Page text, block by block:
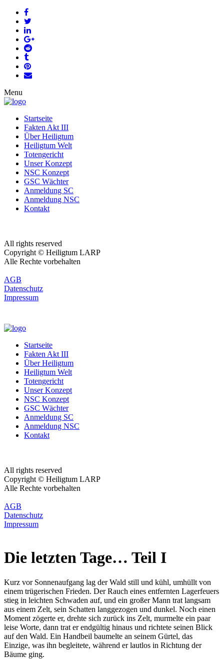
Menu
Startseite
Fakten Akt III
Über Heiligtum
Heiligtum Welt
Totengericht
Unser Konzept
NSC Konzept
GSC Wächter
Anmeldung SC
Anmeldung NSC
Kontakt
All rights reserved
Copyright © Heiligtum LARP
Alle Rechte vorbehalten
AGB
Datenschutz
Impressum
Startseite
Fakten Akt III
Über Heiligtum
Heiligtum Welt
Totengericht
Unser Konzept
NSC Konzept
GSC Wächter
Anmeldung SC
Anmeldung NSC
Kontakt
All rights reserved
Copyright © Heiligtum LARP
Alle Rechte vorbehalten
AGB
Datenschutz
Impressum
Die letzten Tage… Teil I
Kurz vor Sonnenaufgang lag der Wald still und kühl, umhüllt von
einem trügerischen Frieden. Der Rauch eines entfernten Lagerfeuers
stieg in leichten Schwaden auf, und ein großer Mann trat langsam
aus einem Zelt, sein Schatten langgezogen und dunkel. Noch einen
Moment zögerte er, drehte sich zurück ins Zelt, murmelte ein paar
leise Worte, dann trat er endgültig hinaus und richtete seinen Blick
auf den Wald. Ein Handbeil baumelte an seinem Gürtel, das
Einzige, was ihn begleitete, während er lautlos in Richtung der
Bäume ging.